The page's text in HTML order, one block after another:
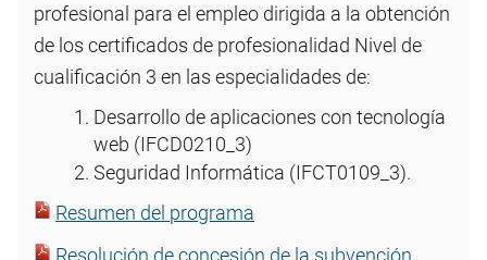
profesional para el empleo dirigida a la obtención
de los certificados de profesionalidad Nivel de
cualificación 3 en las especialidades de:
Desarrollo de aplicaciones con tecnología
web (IFCD0210_3)
Seguridad Informática (IFCT0109_3).
Resumen del programa
Resolución de concesión de la subvención